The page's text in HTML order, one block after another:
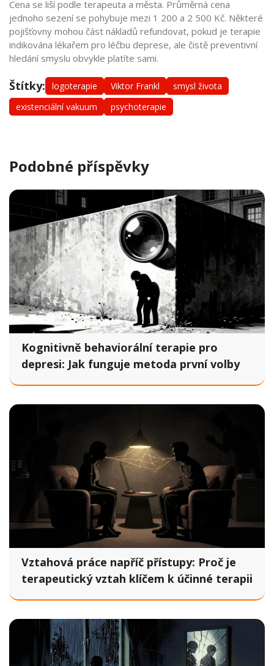
Cena se liší podle terapeuta a města. Průměrná cena
jednoho sezení se pohybuje mezi 1 200 a 2 500 Kč. Některé
pojišťovny mohou část nákladů refundovat, pokud je terapie
indikována lékařem pro léčbu deprese, ale čistě preventivní
hledání smyslu obvykle platíte sami.
Štítky: logoterapie Viktor Frankl
smysl života
existenciální vakuum
psychoterapie
Podobné příspěvky
Kognitivně behaviorální terapie pro
depresi: Jak funguje metoda první volby
Vztahová práce napříč přístupy: Proč je
terapeutický vztah klíčem k účinné terapii